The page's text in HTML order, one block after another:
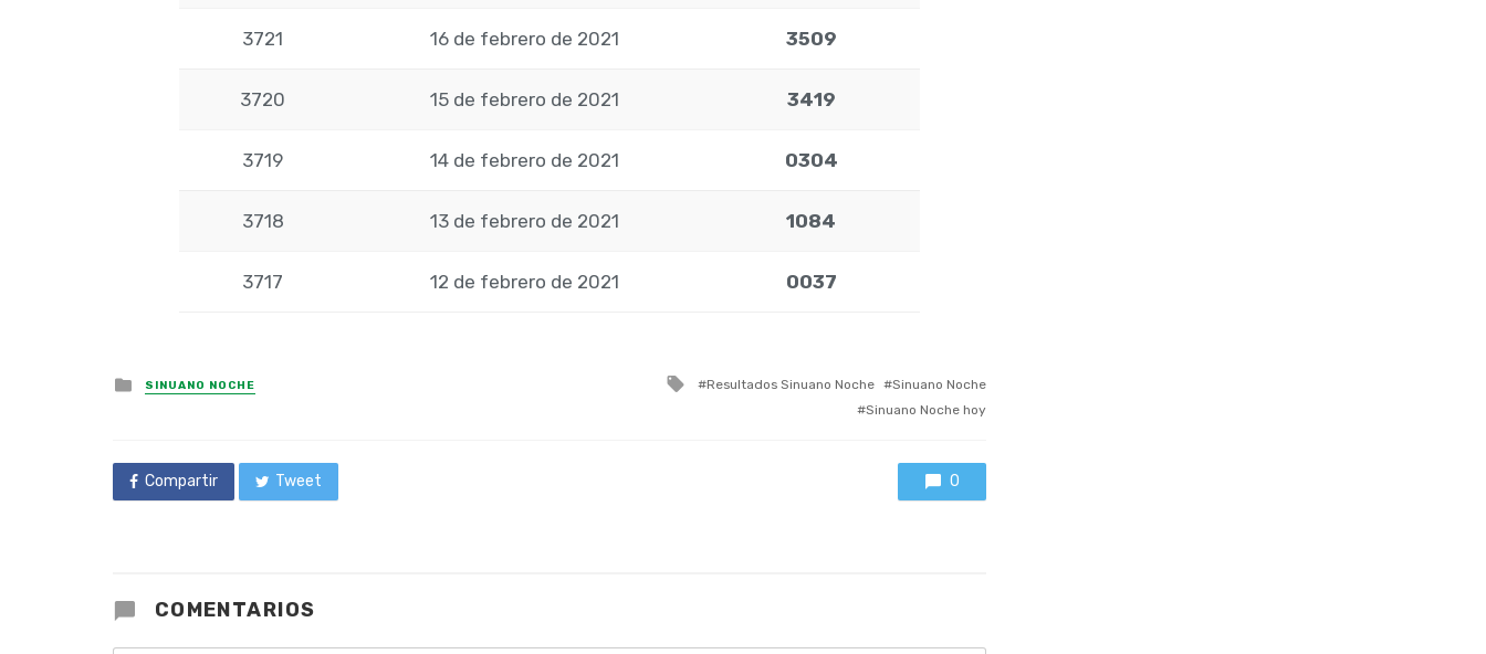
3721 16 de febrero de 2021 3509
3720 15 de febrero de 2021 3419
3719 14 de febrero de 2021 0304
3718 13 de febrero de 2021 1084
3717 12 de febrero de 2021 0037
Posted
in
SINUANO NOCHE
Tagged
Resultados Sinuano Noche
Sinuano Noche
Sinuano Noche hoy
Compartir Tweet 0
COMENTARIOS